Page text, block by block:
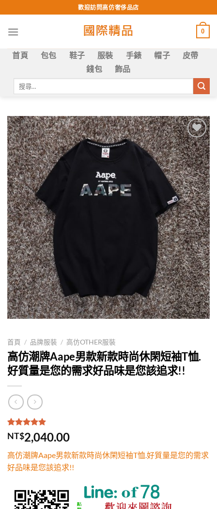
to
content
歡迎訪問高仿奢侈品店
0
首頁 包包 鞋子 服裝 手錶 帽子
皮帶
錢包
飾品
字:
Add to
wishlist
首頁 / 品牌服裝 / 高仿OTHER服裝
高仿潮牌Aape男款新款時尚休閑短袖T恤.
好質量是您的需求好品味是您該追求!!
評分5.00 /
5，已有
1
位
分
NT$2,040.00
高仿潮牌Aape男款新款時尚休閑短袖T恤.好質量是您的需求
好品味是您該追求!!